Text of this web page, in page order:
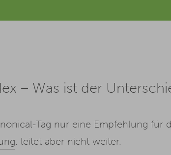
– Was ist der
Tag nur eine Empfehlung für
, leitet aber nicht weiter.